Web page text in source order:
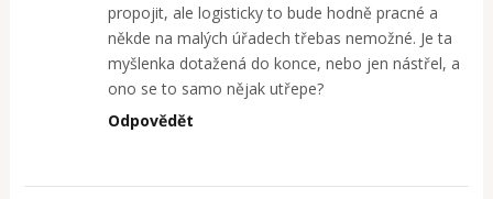
propojit, ale logisticky to bude hodně pracné a
někde na malých úřadech třebas nemožné. Je ta
myšlenka dotažená do konce, nebo jen nástřel, a
ono se to samo nějak utřepe?
Odpovědět